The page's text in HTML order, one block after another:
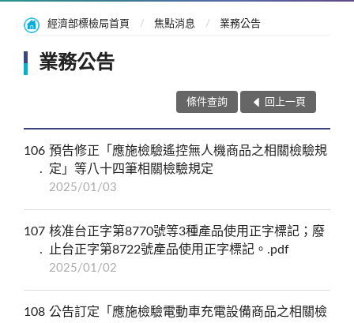
經濟部標檢局首頁 焦點消息 業務公告
業務公告
條件查詢 回上一頁
106 預告修正「應施檢驗遙控無人機商品之相關檢驗規
定」等八十四筆相關檢驗規定
2025/01/03
107 核准台正字第8770號等3種產品使用正字標記；廢
止台正字第8722號產品使用正字標記。.pdf
2025/01/02
108 公告訂定「應施檢驗電動車充電設備商品之相關檢